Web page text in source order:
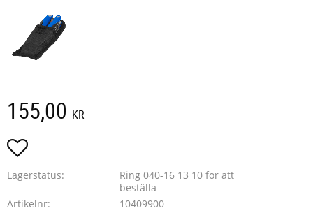
155,00 KR
Lägg till i favoriter
Lagerstatus
Ring 040-16 13 10 för att
beställa
Artikelnr
10409900